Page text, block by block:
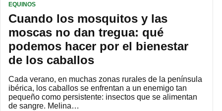
EQUINOS
Cuando los mosquitos y las
moscas no dan tregua: qué
podemos hacer por el bienestar
de los caballos
Cada verano, en muchas zonas rurales de la península
ibérica, los caballos se enfrentan a un enemigo tan
pequeño como persistente: insectos que se alimentan
de sangre. Melina…